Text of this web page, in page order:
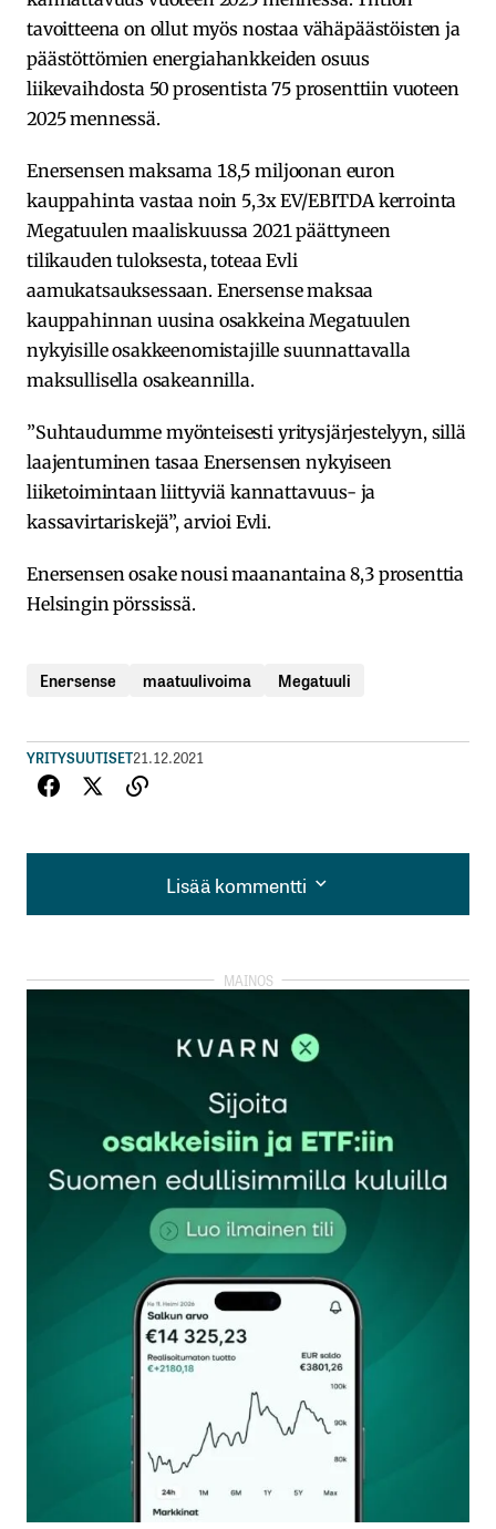
tavoitteena on ollut myös nostaa vähäpäästöisten ja
päästöttömien energiahankkeiden osuus
liikevaihdosta 50 prosentista 75 prosenttiin vuoteen
2025 mennessä.
Enersensen maksama 18,5 miljoonan euron
kauppahinta vastaa noin 5,3x EV/EBITDA kerrointa
Megatuulen maaliskuussa 2021 päättyneen
tilikauden tuloksesta, toteaa Evli
aamukatsauksessaan. Enersense maksaa
kauppahinnan uusina osakkeina Megatuulen
nykyisille osakkeenomistajille suunnattavalla
maksullisella osakeannilla.
”Suhtaudumme myönteisesti yritysjärjestelyyn, sillä
laajentuminen tasaa Enersensen nykyiseen
liiketoimintaan liittyviä kannattavuus- ja
kassavirtariskejä”, arvioi Evli.
Enersensen osake nousi maanantaina 8,3 prosenttia
Helsingin pörssissä.
Enersense maatuulivoima Megatuuli
YRITYSUUTISET21.12.2021
Lisää kommentti
Lisää kommentti
kirjautua
rekisteröityä
Sähköpostiosoitettasi ei julkaista.Pakolliset
kentät on merkitty*
Kommentti*
Nimesi tai nimimerkkisi
Sähköpostiosoitteesi